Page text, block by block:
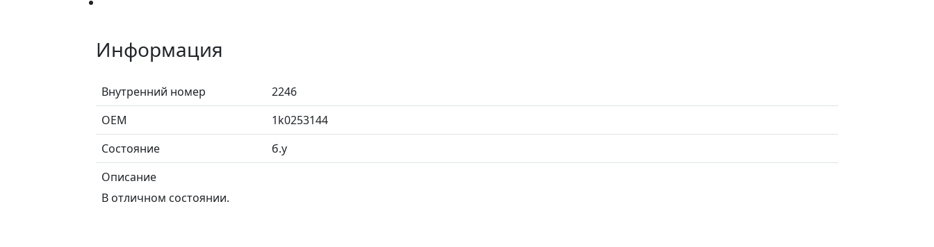
Информация
Внутренний номер
2246
ОЕМ
1k0253144
Состояние
б.у
Описание
В отличном состоянии.